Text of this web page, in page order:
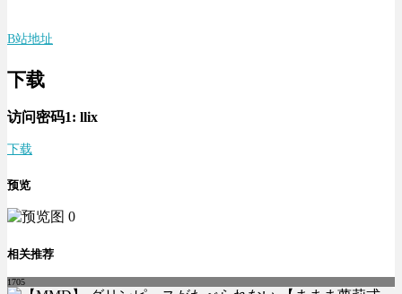
B站地址
下载
访问密码1: llix
下载
预览
相关推荐
1705